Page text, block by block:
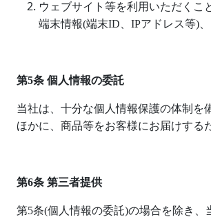
ウェブサイト等を利用いただくこ
端末情報(端末ID IPアドレス等)
第5条 個人情報の委託
当社は、十分な個人情報保護の体制を
ほかに、商品等をお客様にお届けする
第6条 第三者提供
第5条(個人情報の委託)の場合を除き、